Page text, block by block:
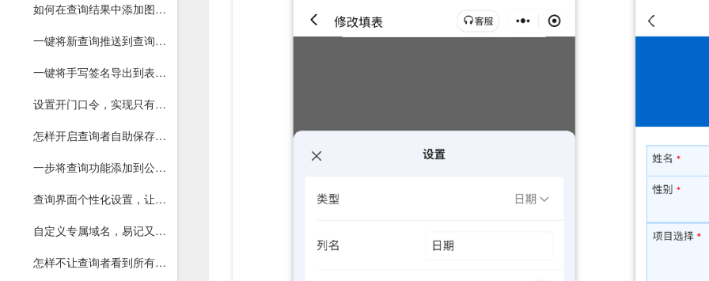
如何在查询结果中添加图片和文件？
一键将新查询推送到查询者微信，无需每次下通知
一键将手写签名导出到表格，让用户确认查询或资料核对正确
设置开门口令，实现只有指定用户才能进入查询
怎样开启查询者自助保存和导出PDF文件功能？
一步将查询功能添加到公众号菜单和文章
查询界面个性化设置，让你的界面更美观
自定义专属域名，易记又个性，彰显权威
怎样不让查询者看到所有查询？